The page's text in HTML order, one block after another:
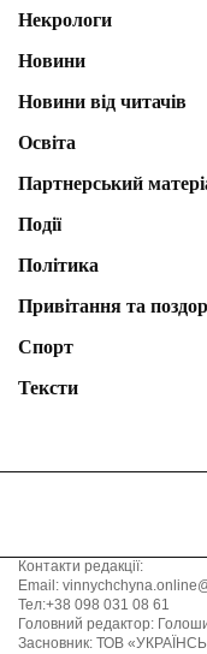
Некрологи
Новини
Новини від читачів
Освіта
Партнерський
Події
Політика
Привітання та
Спорт
Тексти
Контакти редакції:
Email:
Тел:+38 098 031 08 61
Головний редактор:
Засновник: ТОВ